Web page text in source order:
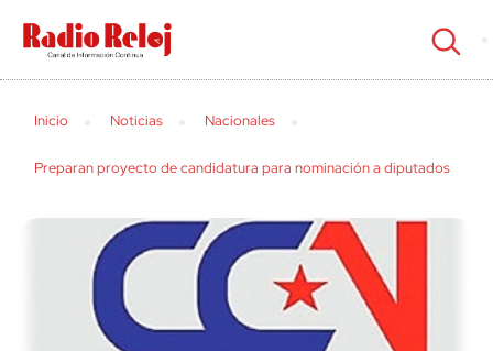
cerrar
Inicio Noticias Nacionales
Preparan proyecto de candidatura para nominación a diputados